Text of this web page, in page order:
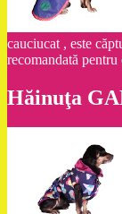
cauciucat , este
recomandată
Hăinuţa